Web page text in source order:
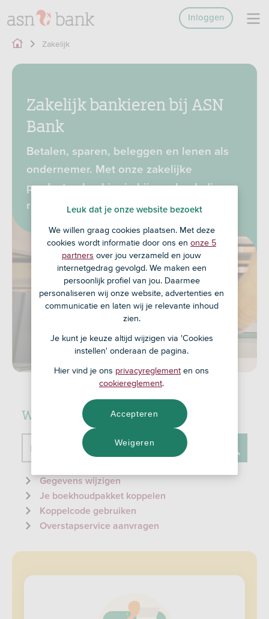
Inloggen
Zakelijk
Zakelijk bankieren bij ASN
Bank
Betalen, sparen, beleggen en lenen als
ondernemer. Met onze zakelijke
producten bankier je bij een bank die
respect heeft voor mens, dier en natuur.
Waar kunnen we je mee helpen?
Doorzoek de website
Gegevens wijzigen
Je boekhoudpakket koppelen
Koppelcode gebruiken
Overstapservice aanvragen
Leuk dat je onze website bezoekt
We willen graag cookies plaatsen. Met deze
cookies wordt informatie door ons en onze 5
partners over jou verzameld en jouw
internetgedrag gevolgd. We maken een
persoonlijk profiel van jou. Daarmee
personaliseren wij onze website, advertenties en
communicatie en laten wij je relevante inhoud
zien.
Je kunt je keuze altijd wijzigen via 'Cookies
instellen' onderaan de pagina.
Hier vind je ons privacyreglement en ons
cookiereglement.
Weigeren
Accepteren